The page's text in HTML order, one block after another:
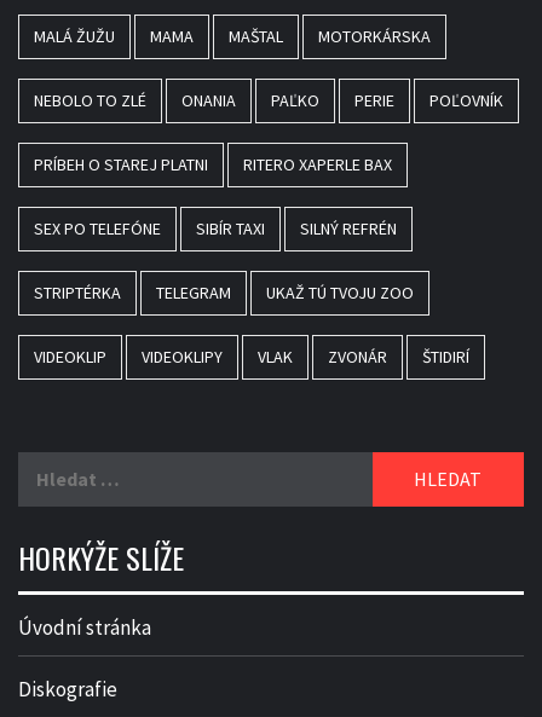
MALÁ ŽUŽU MAMA MAŠTAL MOTORKÁRSKA
NEBOLO TO ZLÉ ONANIA PAĽKO PERIE POĽOVNÍK
PRÍBEH O STAREJ PLATNI RITERO XAPERLE BAX
SEX PO TELEFÓNE SIBÍR TAXI SILNÝ REFRÉN
STRIPTÉRKA TELEGRAM UKAŽ TÚ TVOJU ZOO
VIDEOKLIP VIDEOKLIPY VLAK ZVONÁR ŠTIDIRÍ
HORKÝŽE SLÍŽE
Úvodní stránka
Diskografie